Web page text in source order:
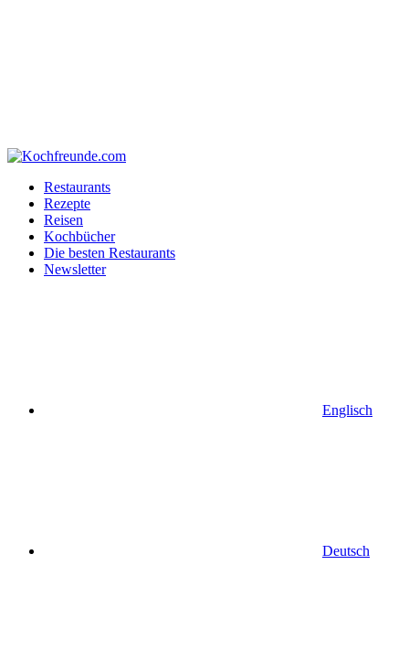
Restaurants
Rezepte
Reisen
Kochbücher
Die besten Restaurants
Newsletter
Englisch
Deutsch